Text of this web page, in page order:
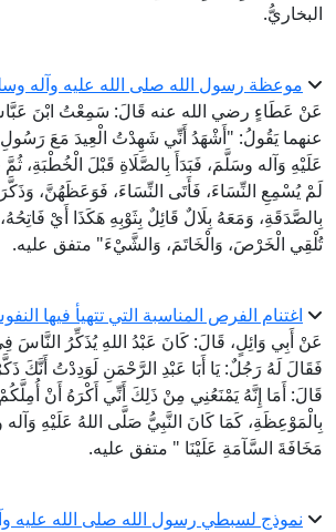
البخاريُّ.
موعظة رسول الله صلى الله عليه وآله
عَنْ عَطَاءٍ رضي الله عنه قَالَ: سَمِعْتُ ابْنَ
عنهما يَقُولُ: "أَشْهَدُ أَنِّي شَهِدْتُ الْعِيدَ مَعَ رَسُولِ
عَلَيْهِ وَآله وسَلَّمَ، فَبَدَأَ بِالصَّلَاةِ قَبْلَ الْخُطْبَةِ،
لَمْ يُسْمِعِ النِّسَاءَ، فَأَتَى النِّسَاءَ، فَوَعَظَهُنَّ،
بِالصَّدَقَةِ، وَمَعَهُ بِلَالٌ قَائِلٌ بِثَوْبِهِ هَكَذَا أَيْ
تُلْقِي الْخَرْصَ، وَالْخَاتَمَ، وَالشَّيْءَ" متفق عليه.
اغتنام الفرص المناسبة التي تتهيأ فيها
عَنْ أَبِي وَائِلٍ، قَالَ: كَانَ عَبْدُ اللهِ يُذَكِّرُ
فَقَالَ لَهُ رَجُلٌ: يَا أَبَا عَبْدِ الرَّحْمَنِ لَوَدِدْتُ أَنَّكَ
قَالَ: أَمَا إِنَّهُ يَمْنَعُنِي مِنْ ذَلِكَ أَنِّي أَكْرَهُ أَنْ
بِالْمَوْعِظَةِ، كَمَا كَانَ النَّبِيُّ صَلَّى اللهُ عَلَيْهِ وَآله
مَخَافَةَ السَّآمَةِ عَلَيْنَا " متفق عليه.
نموذج لسبطي رسول الله صلى الله عليه